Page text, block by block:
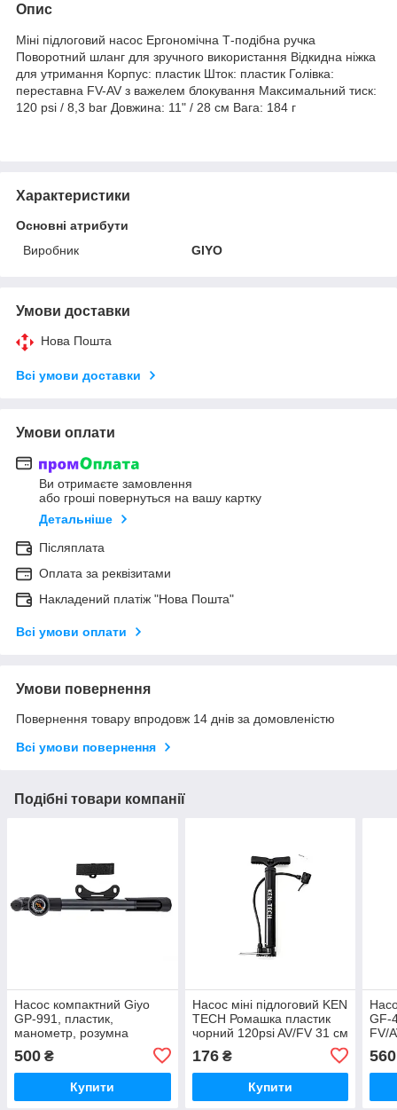
Опис
Міні підлоговий насос Ергономічна Т-подібна ручка
Поворотний шланг для зручного використання Відкидна ніжка
для утримання Корпус: пластик Шток: пластик Голівка:
переставна FV-AV з важелем блокування Максимальний тиск:
120 psi / 8,3 bar Довжина: 11" / 28 см Вага: 184 г
Характеристики
Основні атрибути
Виробник
GIYO
Умови доставки
Нова Пошта
Всі умови доставки
Умови оплати
Ви отримаєте замовлення
або гроші повернуться на вашу картку
Детальніше
Післяплата
Оплата за реквізитами
Накладений платіж "Нова Пошта"
Всі умови оплати
Умови повернення
Повернення товару впродовж 14 днів за домовленістю
Всі умови повернення
Подібні товари компанії
Насос компактний Giyo
GP-991, пластик,
манометр, розумна
120psi/8,3bar
500 ₴
Купити
Насос міні підлоговий KEN
TECH Ромашка пластик
чорний 120psi AV/FV 31 см
176₴
Купити
GF-
FV/
120
560